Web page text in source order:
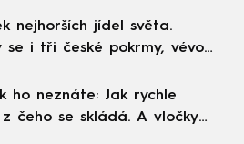
nejhorších jídel světa.
se i tři české pokrmy, vévodí
ho neznáte: Jak rychle
čeho se skládá. A vločky